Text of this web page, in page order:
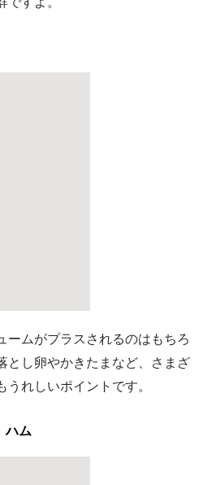
ームがプラスされるのはもちろ
とし卵やかきたまなど、さまざ
れしいポイントです。
ハム